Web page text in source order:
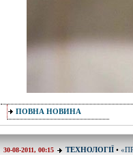
ПОВНА НОВИНА
30-08-2011, 00:15 ТЕХНОЛОГІЇ •